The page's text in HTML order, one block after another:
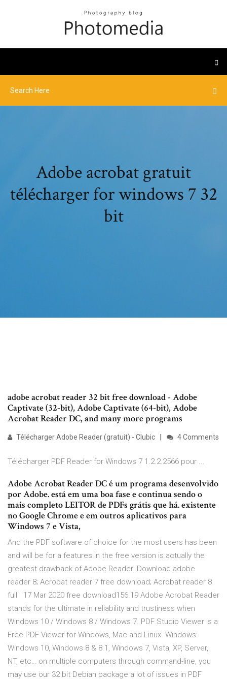
Adobe acrobat gratuit
télécharger for windows 7 32
bit
adobe acrobat reader 32 bit free download - Adobe
Captivate (32-bit), Adobe Captivate (64-bit), Adobe
Acrobat Reader DC, and many more programs
Télécharger Adobe Reader (gratuit) - Clubic 4 Comments
Télécharger PDF Reader for Windows 7 1.2.2.2566 pour ...
Adobe Acrobat Reader DC é um programa desenvolvido
por Adobe. está em uma boa fase e continua sendo o
mais completo LEITOR de PDFs grátis que há. existente
no Google Chrome e em outros aplicativos para
Windows 7 e Vista,
And the PDF software of choice for the most users has been
and will be for a features in the free version is actually the
greatest drawback of Adobe Reader. Download adobe
reader 8; Acrobat reader 7 free download; Acrobat reader 8
full 17 Mar 2020 free download156.19 Adobe Acrobat Reader
stands for the ultimate in reliability and trustiness when
Windows 10 / Windows 8 / Windows 7. PDF Studio Viewer is a
Free PDF Viewer for Windows, Mac and Linux. Windows:
Windows 10, Windows 8 & 8.1, Windows 7, Vista, XP, Server,
NT, etc… on multiple computers through command-line, you
may use our 32 bit Debian package a lot of issues in PDF